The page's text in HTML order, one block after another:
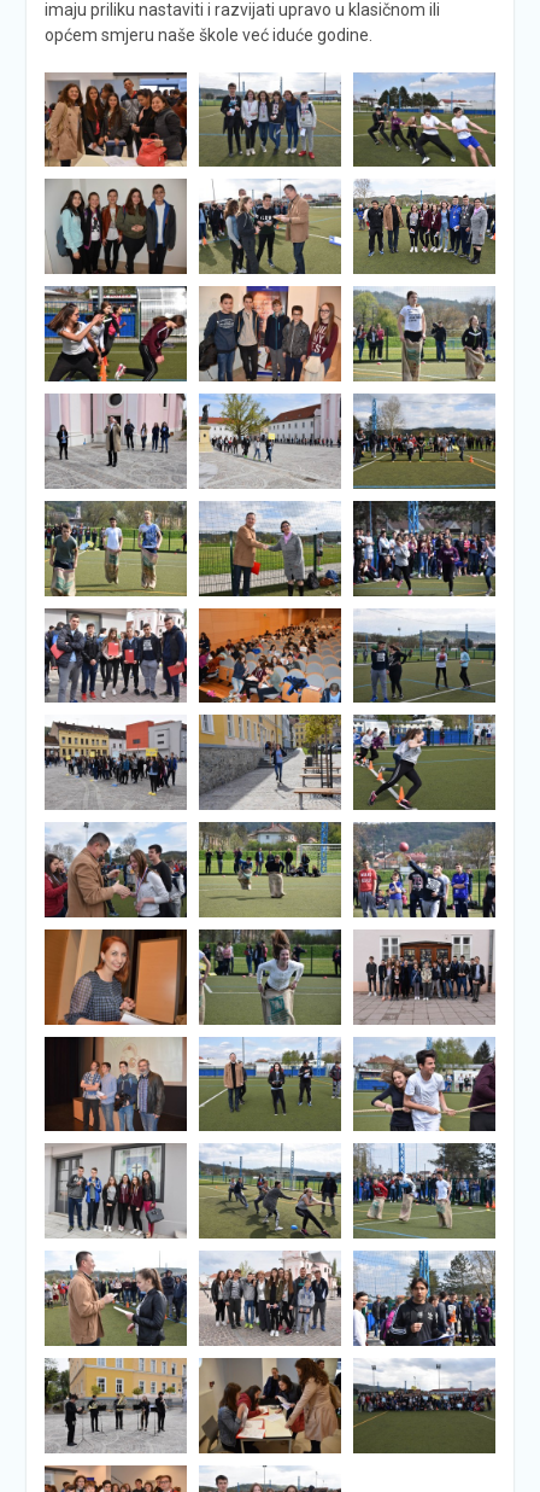
imaju priliku nastaviti i razvijati upravo u klasičnom ili
općem smjeru naše škole već iduće godine.